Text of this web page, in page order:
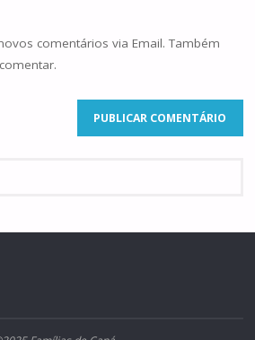
comentários via Email. Também